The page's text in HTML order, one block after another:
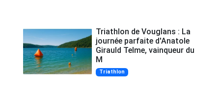
Triathlon de Vouglans : La
journée parfaite d'Anatole
Girauld Telme, vainqueur du
M
Triathlon